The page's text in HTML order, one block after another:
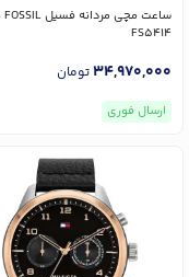
FS5414
34,970,000تومان
ارسال فوری